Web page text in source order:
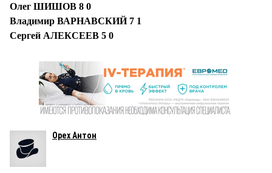
Олег ШИШОВ 8 0
Владимир ВАРНАВСКИЙ 7 1
Сергей АЛЕКСЕЕВ 5 0
Орех Антон